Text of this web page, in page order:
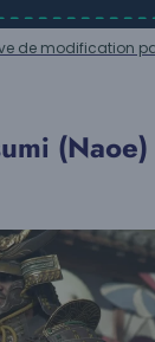
de modification